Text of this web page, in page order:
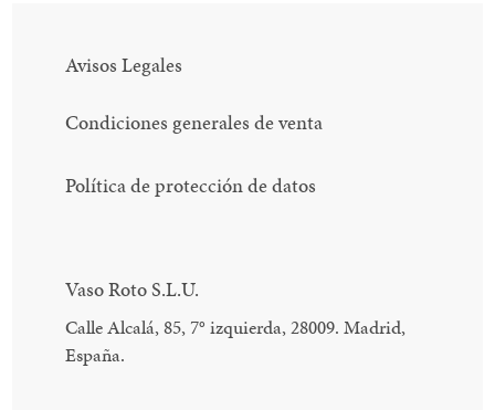
Avisos Legales
Condiciones generales de venta
Política de protección de datos
Vaso Roto S.L.U.
Calle Alcalá, 85, 7° izquierda, 28009. Madrid,
España.